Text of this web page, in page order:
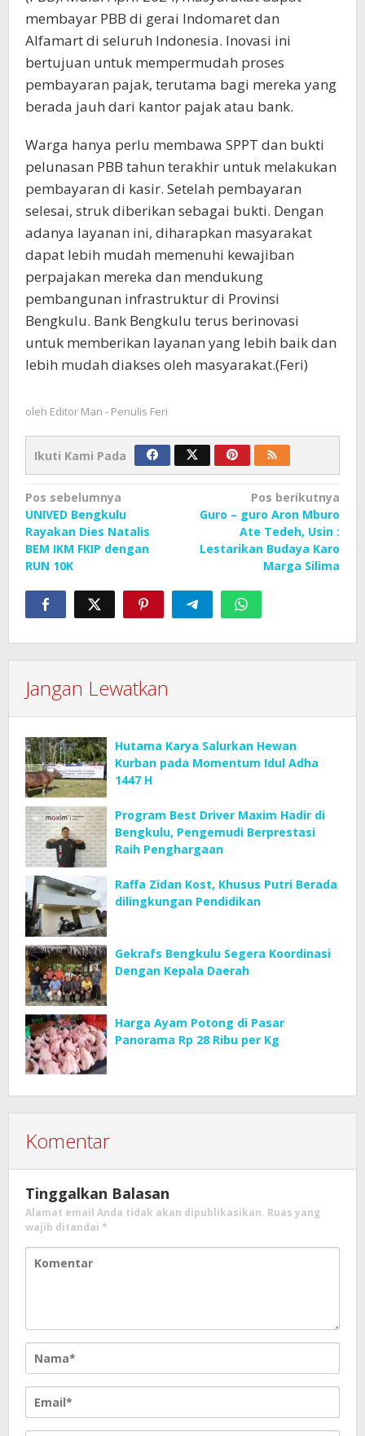
membayar PBB di gerai Indomaret dan
Alfamart di seluruh Indonesia. Inovasi ini
bertujuan untuk mempermudah proses
pembayaran pajak, terutama bagi mereka yang
berada jauh dari kantor pajak atau bank.
Warga hanya perlu membawa SPPT dan bukti
pelunasan PBB tahun terakhir untuk melakukan
pembayaran di kasir. Setelah pembayaran
selesai, struk diberikan sebagai bukti. Dengan
adanya layanan ini, diharapkan masyarakat
dapat lebih mudah memenuhi kewajiban
perpajakan mereka dan mendukung
pembangunan infrastruktur di Provinsi
Bengkulu. Bank Bengkulu terus berinovasi
untuk memberikan layanan yang lebih baik dan
lebih mudah diakses oleh masyarakat.(Feri)
oleh Editor Man - Penulis Feri
Ikuti Kami Pada
Navigasi
pos
Pos sebelumnya
UNIVED Bengkulu
Rayakan Dies Natalis
BEM IKM FKIP dengan
RUN 10K
Pos berikutnya
Guro – guro Aron Mburo
Ate Tedeh, Usin :
Lestarikan Budaya Karo
Marga Silima
Jangan Lewatkan
Hutama Karya Salurkan Hewan
Kurban pada Momentum Idul Adha
1447 H
Program Best Driver Maxim Hadir di
Bengkulu, Pengemudi Berprestasi
Raih Penghargaan
Raffa Zidan Kost, Khusus Putri Berada
dilingkungan Pendidikan
Gekrafs Bengkulu Segera Koordinasi
Dengan Kepala Daerah
Harga Ayam Potong di Pasar
Panorama Rp 28 Ribu per Kg
Komentar
Tinggalkan Balasan
Alamat email Anda tidak akan dipublikasikan. Ruas yang
wajib ditandai *